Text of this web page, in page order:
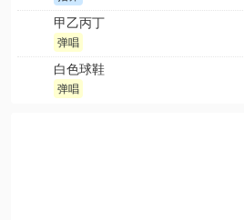
甲乙丙丁
弹唱
白色球鞋
弹唱